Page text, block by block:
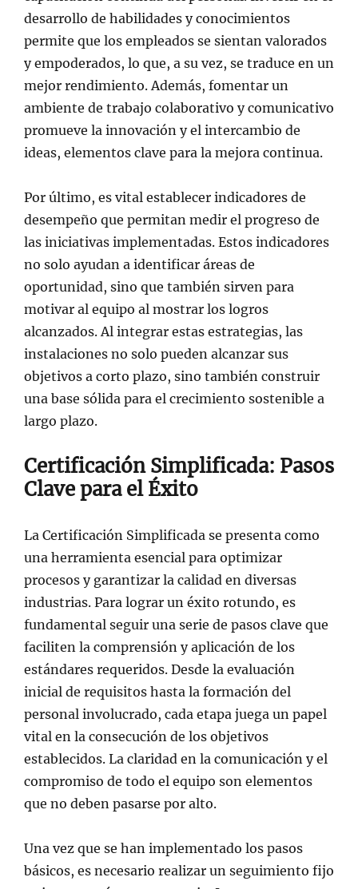
desarrollo de habilidades y conocimientos
permite que los empleados se sientan valorados
y empoderados, lo que, a su vez, se traduce en un
mejor rendimiento. Además, fomentar un
ambiente de trabajo colaborativo y comunicativo
promueve la innovación y el intercambio de
ideas, elementos clave para la mejora continua.
Por último, es vital establecer indicadores de
desempeño que permitan medir el progreso de
las iniciativas implementadas. Estos indicadores
no solo ayudan a identificar áreas de
oportunidad, sino que también sirven para
motivar al equipo al mostrar los logros
alcanzados. Al integrar estas estrategias, las
instalaciones no solo pueden alcanzar sus
objetivos a corto plazo, sino también construir
una base sólida para el crecimiento sostenible a
largo plazo.
Certificación Simplificada: Pasos
Clave para el Éxito
La Certificación Simplificada se presenta como
una herramienta esencial para optimizar
procesos y garantizar la calidad en diversas
industrias. Para lograr un éxito rotundo, es
fundamental seguir una serie de pasos clave que
faciliten la comprensión y aplicación de los
estándares requeridos. Desde la evaluación
inicial de requisitos hasta la formación del
personal involucrado, cada etapa juega un papel
vital en la consecución de los objetivos
establecidos. La claridad en la comunicación y el
compromiso de todo el equipo son elementos
que no deben pasarse por alto.
Una vez que se han implementado los pasos
básicos, es necesario realizar un seguimiento fijo